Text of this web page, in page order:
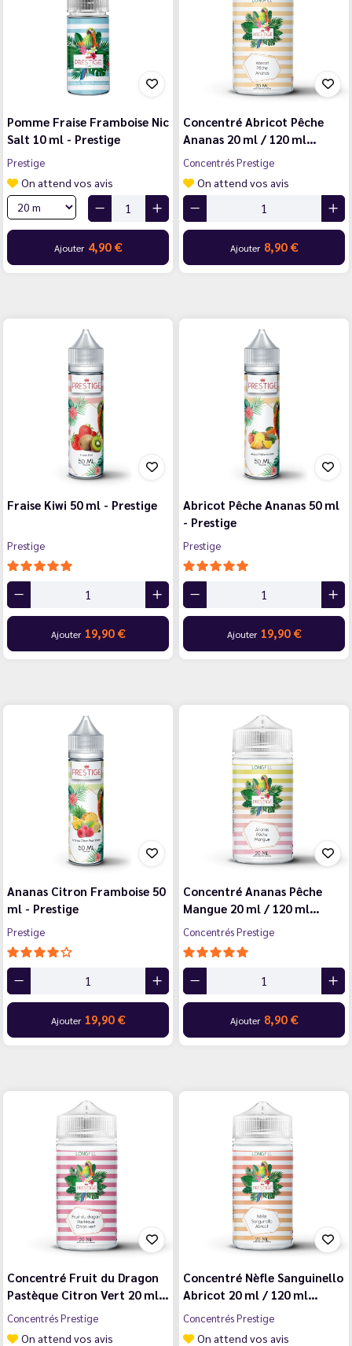
Pomme Fraise Framboise Nic
Salt 10 ml - Prestige
Prestige
On attend vos avis
Ajouter 4,90 €
Concentré Abricot Pêche
Ananas 20 ml / 120 ml…
Concentrés Prestige
On attend vos avis
Ajouter 8,90 €
Fraise Kiwi 50 ml - Prestige
Prestige
Ajouter 19,90 €
Abricot Pêche Ananas 50 ml
- Prestige
Prestige
Ajouter 19,90 €
Ananas Citron Framboise 50
ml - Prestige
Prestige
Ajouter 19,90 €
Concentré Ananas Pêche
Mangue 20 ml / 120 ml…
Concentrés Prestige
Ajouter 8,90 €
Concentré Fruit du Dragon
Pastèque Citron Vert 20 ml…
Concentrés Prestige
On attend vos avis
Concentré Nèfle Sanguinello
Abricot 20 ml / 120 ml…
Concentrés Prestige
On attend vos avis